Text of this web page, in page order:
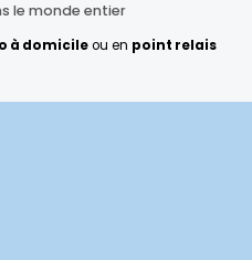
le monde entier
à domicileou en point relais